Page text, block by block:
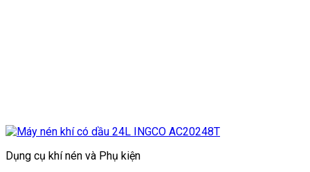
Dụng cụ khí nén và Phụ kiện